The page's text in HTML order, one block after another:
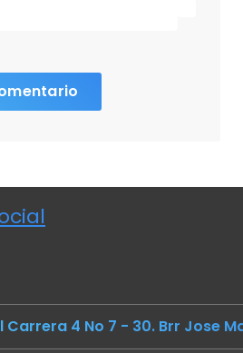
Carrera 4 No 7 - 30. Brr Jose